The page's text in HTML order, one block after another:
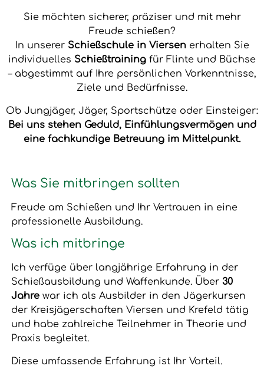
Sie möchten sicherer, präziser und mit mehr
Freude schießen?
In unserer Schießschule in Viersenerhalten Sie
individuelles Schießtraining für Flinte und Büchse
– abgestimmt auf Ihre persönlichen Vorkenntnisse,
Ziele und Bedürfnisse.
Ob Jungjäger, Jäger, Sportschütze oder Einsteiger:
Bei uns stehen Geduld, Einfühlungsvermögen und
eine fachkundige Betreuung im Mittelpunkt.
Was Sie mitbringen sollten
Freude am Schießen und Ihr Vertrauen in eine
professionelle Ausbildung.
Was ich mitbringe
Ich verfüge über langjährige Erfahrung in der
Schießausbildung und Waffenkunde. Über 30
Jahrewar ich als Ausbilder in den Jägerkursen
der Kreisjägerschaften Viersen und Krefeld tätig
und habe zahlreiche Teilnehmer in Theorie und
Praxis begleitet.
Diese umfassende Erfahrung ist Ihr Vorteil.